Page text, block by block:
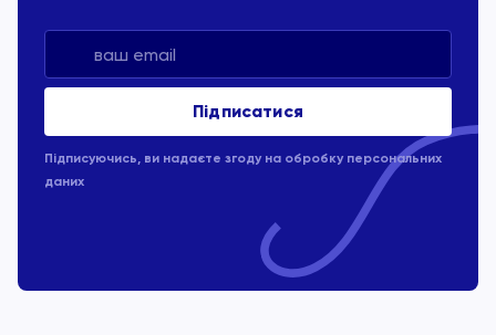
Підписуючись, ви надаєте згоду на обробку персональних
даних